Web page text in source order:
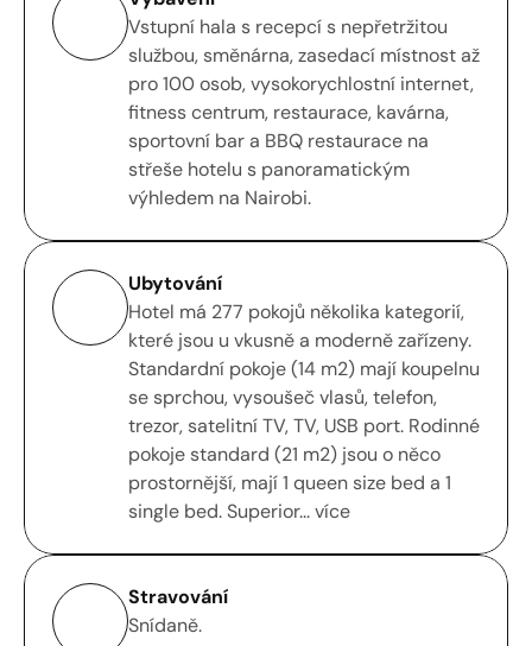
Vstupní hala s recepcí s nepřetržitou
službou, směnárna, zasedací místnost až
pro 100 osob, vysokorychlostní internet,
fitness centrum, restaurace, kavárna,
sportovní bar a BBQ restaurace na
střeše hotelu s panoramatickým
výhledem na Nairobi.
Ubytování
Hotel má 277 pokojů několika kategorií,
které jsou u vkusně a moderně zařízeny.
Standardní pokoje (14 m2) mají koupelnu
se sprchou, vysoušeč vlasů, telefon,
trezor, satelitní TV, TV, USB port. Rodinné
pokoje standard (21 m2) jsou o něco
prostornější, mají 1 queen size bed a 1
single bed. Superior... více
Stravování
Snídaně.